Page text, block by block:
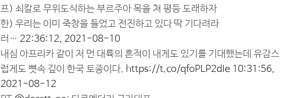
프) 쇠칼로 무위도식하는 부르주아 목을 쳐 평등 도래하자
한) 우리는 이미 죽창을 들었고 전진하고 있다 딱 기다려라
러… 22:36:12, 2021-08-10
내심 아프리카 같이 저 먼 대륙의 흔적이 내게도 있기를 기대했는데 유감스
럽게도 뼛속 깊이 한국 토종이다. https://t.co/qfoPLP2dIe 10:31:56,
2021-08-12